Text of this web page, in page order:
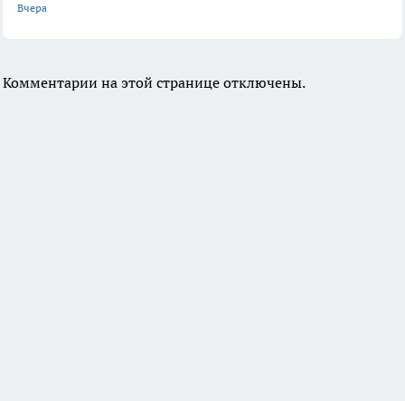
Вчера
Комментарии на этой странице отключены.